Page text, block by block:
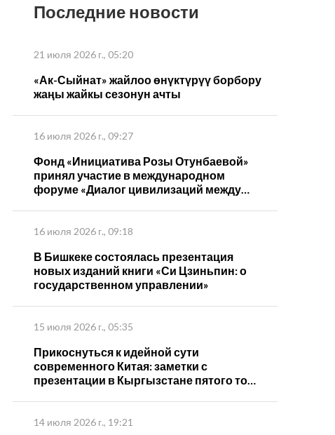
Последние новости
21 июля 2026 г., 05:20
«Ак-Сыйнат» жайлоо өнүктүрүү борбору
жаңы жайкы сезонун ачты
16 июля 2026 г., 09:27
Фонд «Инициатива Розы Отунбаевой»
принял участие в международном
форуме «Диалог цивилизаций между
16 июля 2026 г., 09:18
В Бишкеке состоялась презентация
новых изданий книги «Си Цзиньпин: о
государственном управлении»
15 июля 2026 г., 05:35
Прикоснуться к идейной сути
современного Китая: заметки с
презентации в Кыргызстане пятого тома
14 июля 2026 г., 19:21